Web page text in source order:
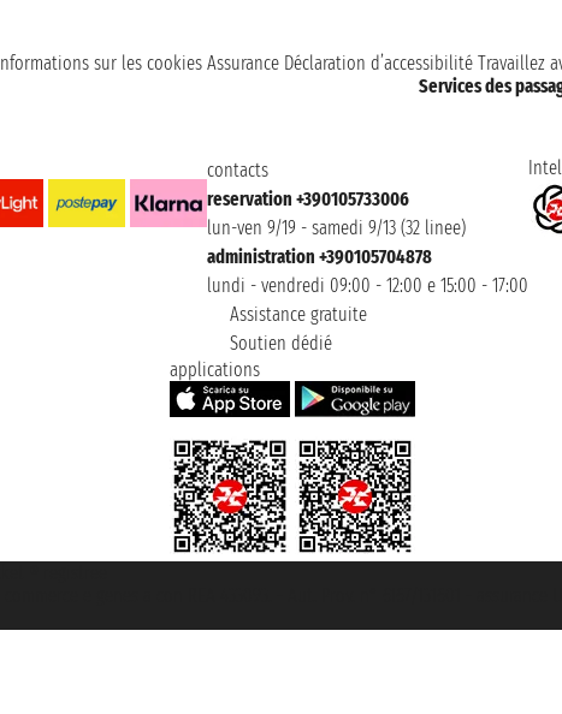
Informations sur les cookies Assurance Déclaration d’accessibilité Travaillez
Services des
contacts
reservation +390105733006
lun-ven 9/19 - samedi 9/13 (32 linee)
administration +390105704878
lundi - vendredi 09:00 - 12:00 e 15:00 - 17:00
Assistance gratuite
Soutien dédié
applications